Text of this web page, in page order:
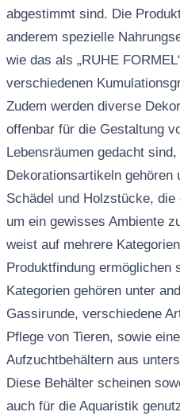
abgestimmt sind. Die
anderem spezielle
wie das als „RUHE
verschiedenen
Zudem werden diverse
offenbar für die Gestaltung
Lebensräumen gedacht
Dekorationsartikeln gehören
Schädel und Holzstücke,
um ein gewisses Ambiente
weist auf mehrere
Produktfindung ermöglichen
Kategorien gehören unter
Gassirunde, verschiedene
Pflege von Tieren, sowie
Aufzuchtbehältern aus
Diese Behälter scheinen
auch für die Aquaristik